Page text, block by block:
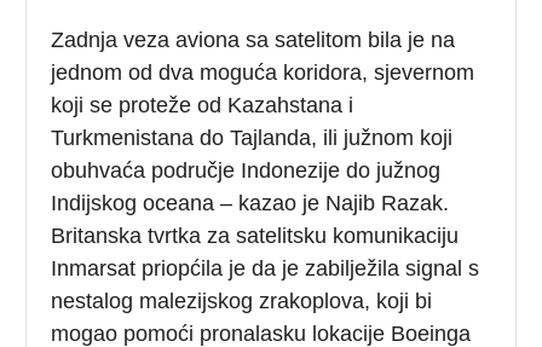
Zadnja veza aviona sa satelitom bila je na
jednom od dva moguća koridora, sjevernom
koji se proteže od Kazahstana i
Turkmenistana do Tajlanda, ili južnom koji
obuhvaća područje Indonezije do južnog
Indijskog oceana – kazao je Najib Razak.
Britanska tvrtka za satelitsku komunikaciju
Inmarsat priopćila je da je zabilježila signal s
nestalog malezijskog zrakoplova, koji bi
mogao pomoći pronalasku lokacije Boeinga